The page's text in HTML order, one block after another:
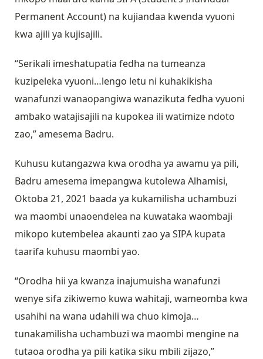
Permanent Account) na kujiandaa kwenda vyuoni
kwa ajili ya kujisajili.
“Serikali imeshatupatia fedha na tumeanza
kuzipeleka vyuoni…lengo letu ni kuhakikisha
wanafunzi wanaopangiwa wanazikuta fedha vyuoni
ambako watajisajili na kupokea ili watimize ndoto
zao,” amesema Badru.
Kuhusu kutangazwa kwa orodha ya awamu ya pili,
Badru amesema imepangwa kutolewa Alhamisi,
Oktoba 21, 2021 baada ya kukamilisha uchambuzi
wa maombi unaoendelea na kuwataka waombaji
mikopo kutembelea akaunti zao ya SIPA kupata
taarifa kuhusu maombi yao.
“Orodha hii ya kwanza inajumuisha wanafunzi
wenye sifa zikiwemo kuwa wahitaji, wameomba kwa
usahihi na wana udahili wa chuo kimoja…
tunakamilisha uchambuzi wa maombi mengine na
tutaoa orodha ya pili katika siku mbili zijazo,”